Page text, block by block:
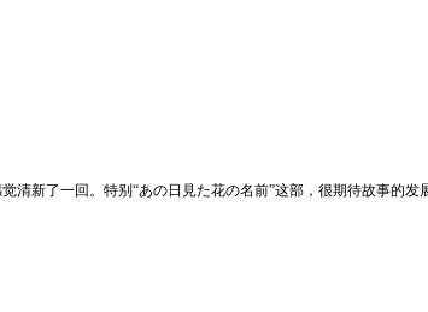
清新了一回。特别“あの日見た花の名前”这部，很期待故事的发